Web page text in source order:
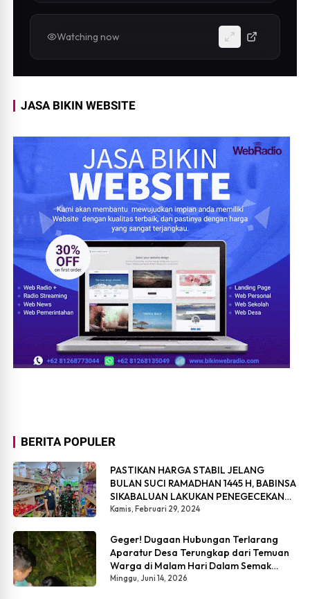
Watching now
JASA BIKIN WEBSITE
BERITA POPULER
PASTIKAN HARGA STABIL JELANG
BULAN SUCI RAMADHAN 1445 H, BABINSA
SIKABALUAN LAKUKAN PENEGECEKAN
HARGA SEMBAKO
Kamis, Februari 29, 2024
Geger! Dugaan Hubungan Terlarang
Aparatur Desa Terungkap dari Temuan
Warga di Malam Hari Dalam Semak
Belukar
Minggu, Juni 14, 2026